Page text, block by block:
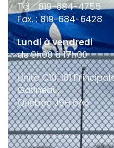
Tél. : 819-684-4755
Fax. : 819-684-6428
Lundi à vendredi
de 9h00 à 17h00
Unité C10, 181
Gatineau,
QuébecJ9H 6A6